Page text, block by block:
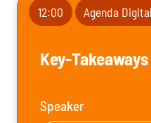
12:00 Agenda
Key-
Speaker